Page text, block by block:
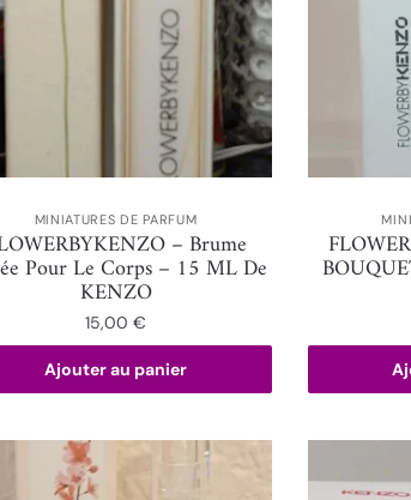
MINIATURES DE PARFUM
– Brume
Pour Le Corps – 15 ML De
KENZO
15,00€
Ajouter au panier